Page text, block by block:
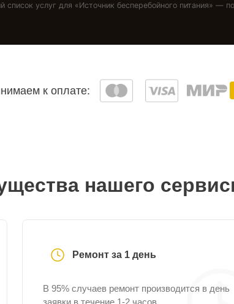
список услуг для «Источник бесперебойного питания» — по
к оплате:
нашего
Ремонт за 1 день
В 95% случаев ремонт производится в день
заявки в течение 1-2 часов